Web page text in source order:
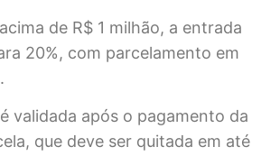
de R$ 1 milhão, a entrada
20%, com parcelamento em
validada após o pagamento da
que deve ser quitada em até